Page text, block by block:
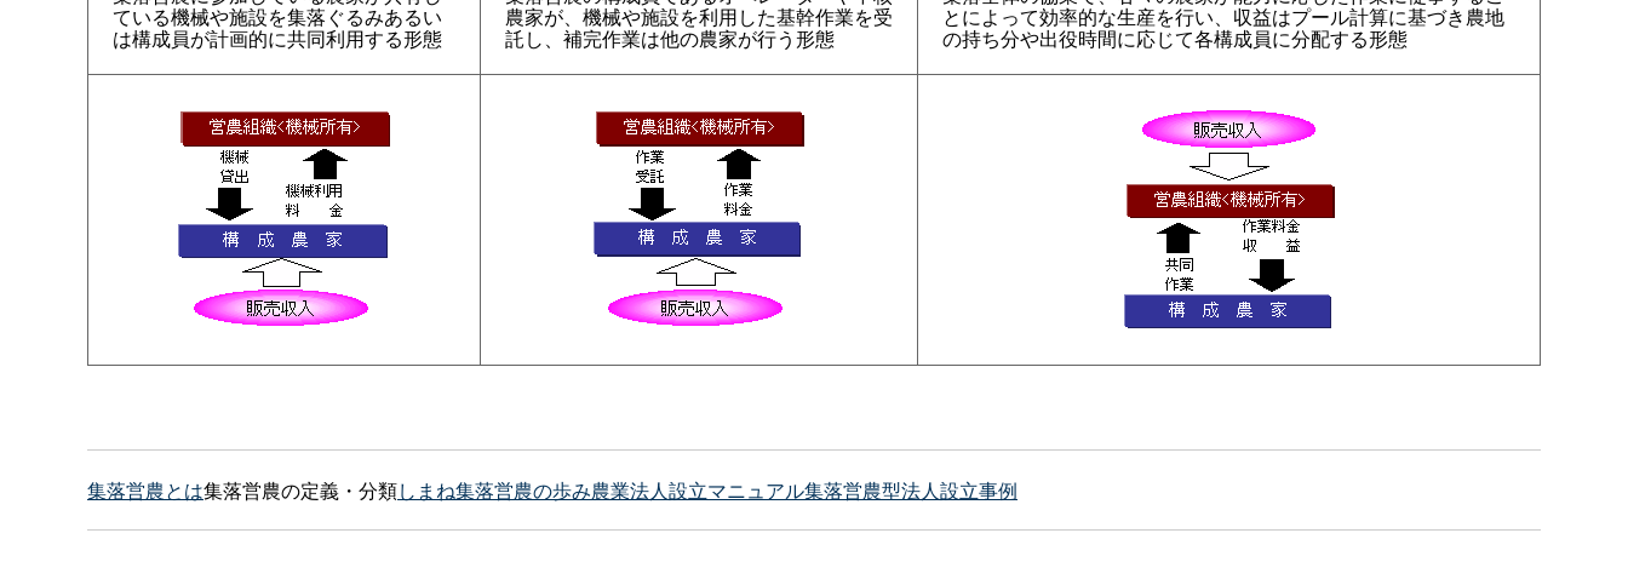
ている機械や施設を集落ぐるみあるい
は構成員が計画的に共同利用する形態
農家が、機械や施設を利用した基幹作業を受
託し、補完作業は他の農家が行う形態
とによって効率的な生産を行い、収益はプール計算に基づき農地
の持ち分や出役時間に応じて各構成員に分配する形態
集落営農とは集落営農の定義・分類しまね集落営農の歩み農業法人設立マニュアル集落営農型法人設立事例